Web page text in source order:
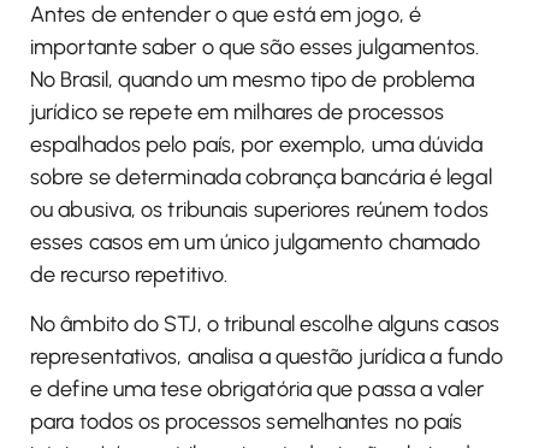
Antes de entender o que está em jogo, é
importante saber o que são esses julgamentos.
No Brasil, quando um mesmo tipo de problema
jurídico se repete em milhares de processos
espalhados pelo país, por exemplo, uma dúvida
sobre se determinada cobrança bancária é legal
ou abusiva, os tribunais superiores reúnem todos
esses casos em um único julgamento chamado
de recurso repetitivo.
No âmbito do STJ, o tribunal escolhe alguns casos
representativos, analisa a questão jurídica a fundo
e define uma tese obrigatória que passa a valer
para todos os processos semelhantes no país